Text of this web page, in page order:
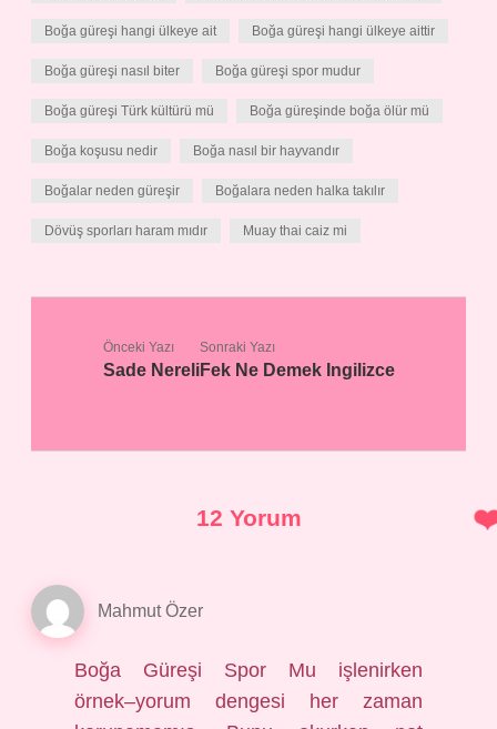
Boğa güreşi hangi ülkeye ait Boğa güreşi hangi ülkeye aittir
Boğa güreşi nasıl biter Boğa güreşi spor mudur
Boğa güreşi Türk kültürü mü Boğa güreşinde boğa ölür mü
Boğa koşusu nedir Boğa nasıl bir hayvandır
Boğalar neden güreşir Boğalara neden halka takılır
Dövüş sporları haram mıdır Muay thai caiz mi
Önceki Yazı
Sade Nereli
Sonraki Yazı
Fek Ne Demek Ingilizce
12 Yorum
Mahmut Özer
Boğa Güreşi Spor Mu işlenirken
örnek–yorum dengesi her zaman